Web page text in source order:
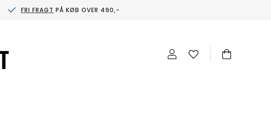
FRI FRAGT PÅ KØB OVER 490,-